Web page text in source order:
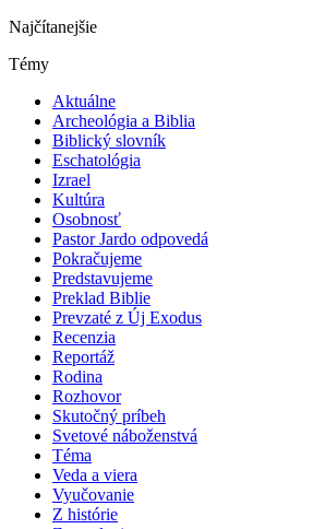
Najčítanejšie
Témy
Aktuálne
Archeológia a Biblia
Biblický slovník
Eschatológia
Izrael
Kultúra
Osobnosť
Pastor Jardo odpovedá
Pokračujeme
Predstavujeme
Preklad Biblie
Prevzaté z Új Exodus
Recenzia
Reportáž
Rodina
Rozhovor
Skutočný príbeh
Svetové náboženstvá
Téma
Veda a viera
Vyučovanie
Z histórie